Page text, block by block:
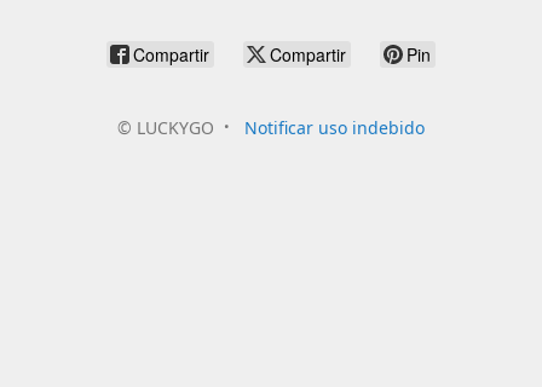
Compartir Compartir Pin
© LUCKYGO Notificar uso indebido